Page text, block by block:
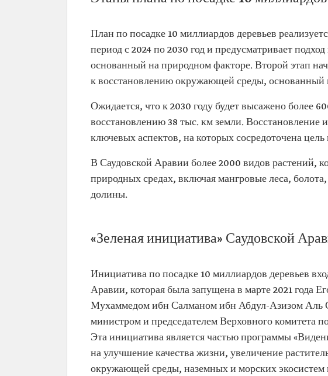
План по посадке 10 миллиардов деревьев
период с 2024 по 2030 год и предусматривает
основанный на природном факторе. Второй этап
к восстановлению окружающей среды, основанный
Ожидается, что к 2030 году будет высажено более
восстановлению 38 тыс. км земли. Восстановление
ключевых аспектов, на которых сосредоточена
В Саудовской Аравии более 2000 видов растений,
природных средах, включая мангровые леса,
долины.
«Зеленая инициатива» Саудовской
Инициатива по посадке 10 миллиардов деревьев
Аравии, которая была запущена в марте 2021 года
Мухаммедом ибн Салманом ибн Абдул-Азизом Аль
министром и председателем Верховного комитета
Эта инициатива является частью программы
на улучшение качества жизни, увеличение
окружающей среды, наземных и морских экосистем